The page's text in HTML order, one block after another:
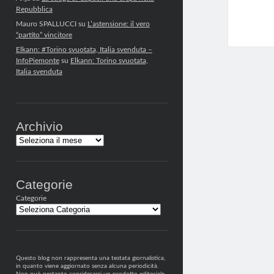
Repubblica
Mauro SPALLUCCIsu L’astensione: il vero
“partito” vincitore
Elkann: #Torino svuotata, Italia svenduta –
InfoPiemontesu Elkann: Torino svuotata,
Italia svenduta
Archivio
Archivi
Categorie
Categorie
Questo blog non rappresenta una testata giornalistica,
in quanto viene aggiornato senza alcuna periodicità.